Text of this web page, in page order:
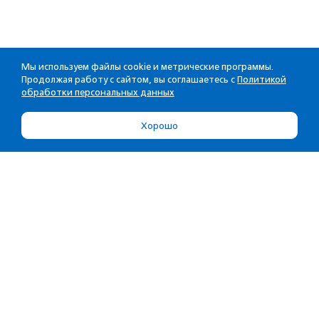
Мы используем файлы cookie и метрические программы.
Продолжая работу с сайтом, вы соглашаетесь с Политикой
обработки персональных данных
Хорошо